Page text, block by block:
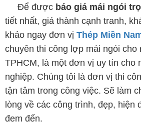
Để được báo giá mái ngói
tiết nhất, giá thành cạnh tranh,
khảo ngay đơn vị Thép Miền
chuyên thi công lợp mái ngói cho
TPHCM, là một đơn vị uy tín cho
nghiệp. Chúng tôi là đơn vị thi
tận tâm trong công việc. Sẽ làm
lòng về các công trình, đẹp, hiện
đem đến.